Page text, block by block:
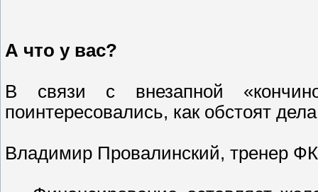
А что у вас?
В связи с внезапной
поинтересовались, как обстоят
Владимир Провалинский, тренер